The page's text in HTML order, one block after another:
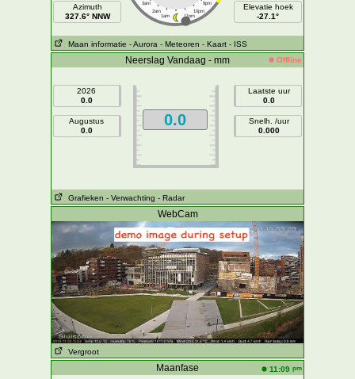
Azimuth
327.6° NNW
3am 9pm
2am 10pm
1am 11pm
Elevatie hoek
-27.1°
Maan informatie - Aurora - Meteoren - Kaart - ISS
Neerslag Vandaag - mm Offline
2026
0.0
Augustus
0.0
0.0
Laatste uur
0.0
Snelh. /uur
0.000
Grafieken - Verwachting - Radar
WebCam
Vergroot
Maanfase 11:09 pm